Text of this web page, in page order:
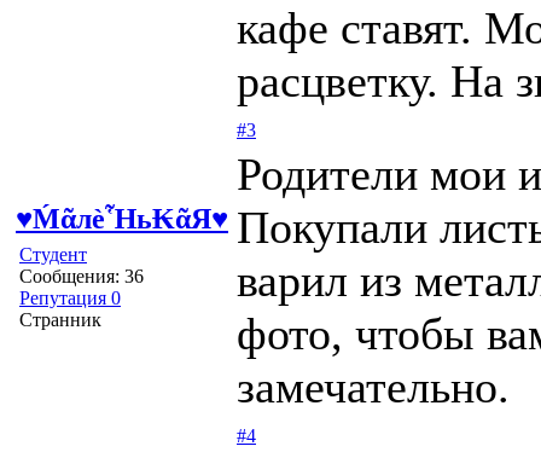
кафе ставят.
расцветку. На
♥ḾᾶлѐἯь₭ᾶЯ♥
Студент
Сообщения: 36
Репутация 0
Странник
#3
Родители мои
Покупали
варил из
фото, чтобы
замечательно.
#4